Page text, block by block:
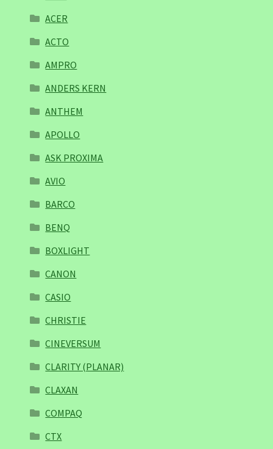
ACER
ACTO
AMPRO
ANDERS KERN
ANTHEM
APOLLO
ASK PROXIMA
AVIO
BARCO
BENQ
BOXLIGHT
CANON
CASIO
CHRISTIE
CINEVERSUM
CLARITY (PLANAR)
CLAXAN
COMPAQ
CTX